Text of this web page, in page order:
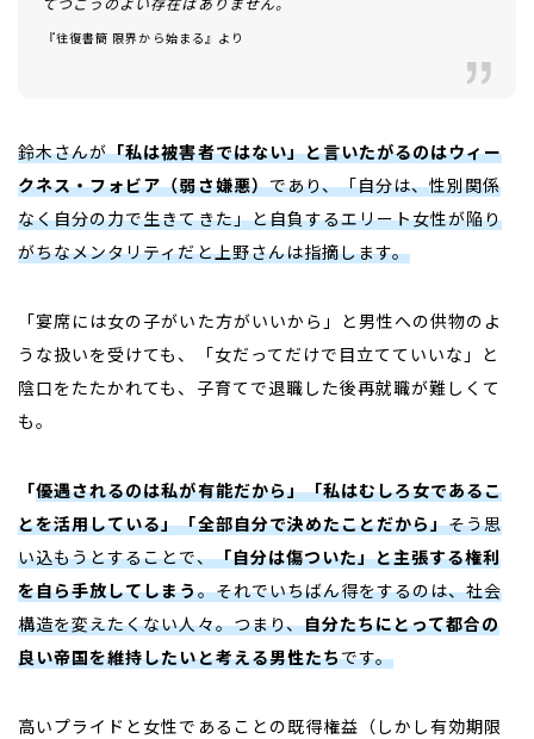
『往復書簡 限界から始まる』より
鈴木さんが「私は被害者ではない」と言いたがるのはウィー
クネス・フォビア（弱さ嫌悪）であり、「自分は、性別関係
なく自分の力で生きてきた」と自負するエリート女性が陥り
がちなメンタリティだと上野さんは指摘します。
「宴席には女の子がいた方がいいから」と男性への供物のよ
うな扱いを受けても、「女だってだけで目立てていいな」と
陰口をたたかれても、子育てで退職した後再就職が難しくて
も。
「優遇されるのは私が有能だから」「私はむしろ女であるこ
とを活用している」「全部自分で決めたことだから」そう思
い込もうとすることで、「自分は傷ついた」と主張する権利
を自ら手放してしまう。それでいちばん得をするのは、社会
構造を変えたくない人々。つまり、自分たちにとって都合の
良い帝国を維持したいと考える男性たちです。
高いプライドと女性であることの既得権益（しかし有効期限